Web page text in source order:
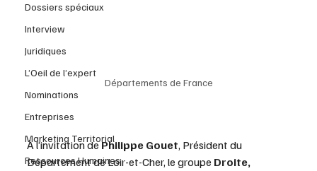
Dossiers spéciaux
Interview
Juridiques
L’Oeil de l’expert
Nominations
Entreprises
Marketing Territorial
Ressources Humaines
Départements de France
À l’invitation de Philippe Gouet, Président du
Département de Loir-et-Cher, le groupe Droite,